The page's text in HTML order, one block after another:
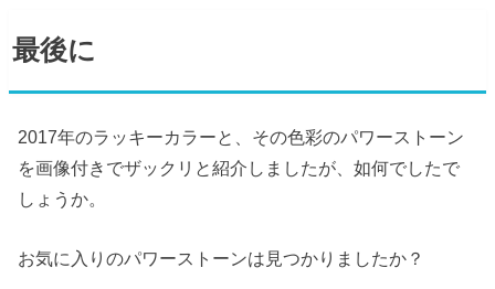
最後に
2017年のラッキーカラーと、その色彩のパワーストーン
を画像付きでザックリと紹介しましたが、如何でしたで
しょうか。
お気に入りのパワーストーンは見つかりましたか？